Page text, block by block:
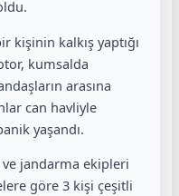
kişinin kalkış yaptığı
kumsalda
arasına
can havliyle
yaşandı.
jandarma ekipleri
göre 3 kişi çeşitli